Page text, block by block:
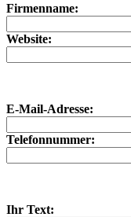
Firmenname:
Website:
E-Mail-Adresse:
Telefonnummer:
Ihr Text: